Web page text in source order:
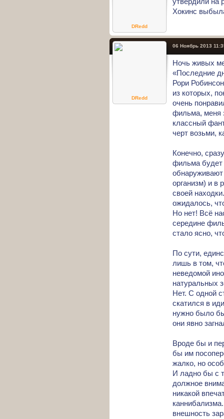
DRedd
утвердили на
Хокинс
06 Ноябрь 2013
DRedd
Ночь живых
«Последние
Рори
из которых,
очень
фильма, меня
классный
черт возьми,
Конечно,
фильма будет
организм) и в
своей
ожидалось,
Но нет! Всё
середине
стало ясно,
По сути,
лишь в том,
неведомой
натуральных
Нет. С одной
скатился в
нужно было
они явно
Вроде бы и
бы им
жалко, но
И ладно бы с
должное
никакой
внешность